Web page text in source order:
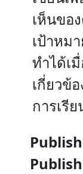
เห็นขอ
เป้าหม
ทำได้เ
เกี่ยวข้
การเรี